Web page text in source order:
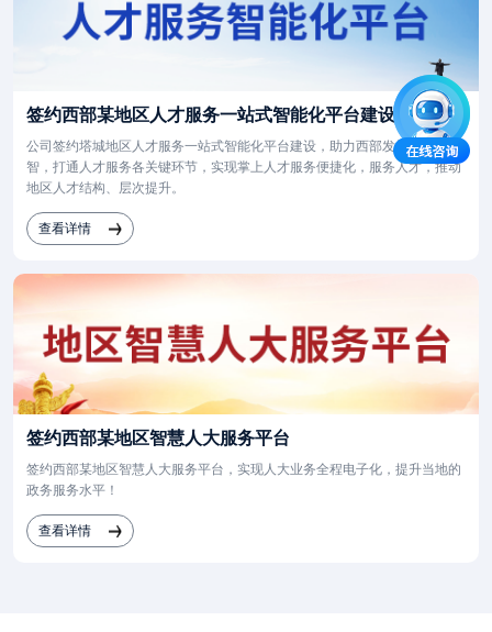
签约西部某地区人才服务一站式智能化平台建设
公司签约塔城地区人才服务一站式智能化平台建设，助力西部发展招才引
智，打通人才服务各关键环节，实现掌上人才服务便捷化，服务人才，推动
地区人才结构、层次提升。
查看详情
签约西部某地区智慧人大服务平台
签约西部某地区智慧人大服务平台，实现人大业务全程电子化，提升当地的
政务服务水平！
查看详情